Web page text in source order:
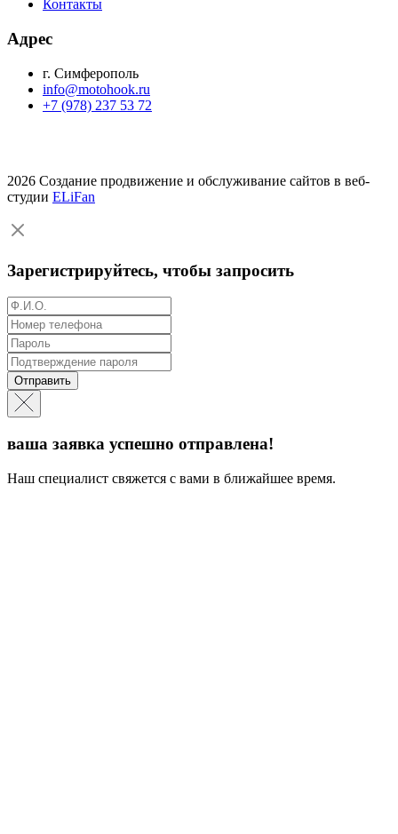
Контакты
Адрес
г. Симферополь
info@motohook.ru
+7 (978) 237 53 72
2026 Создание продвижение и обслуживание сайтов в веб-
студии ELiFan
Зарегистрируйтесь, чтобы запросить
Отправить
ваша заявка успешно отправлена!
Наш специалист свяжется с вами в ближайшее время.